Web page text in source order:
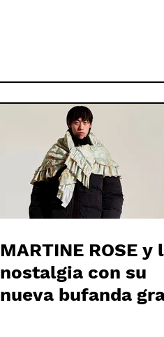
MARTINE ROSE y
nostalgia con su
nueva bufanda